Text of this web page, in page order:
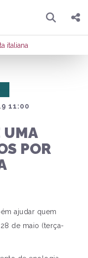
Pesquisar
Compartilhar
Publicar no X
italiana
11:00
UMA
POR
ajudar quem
de maio (terça-